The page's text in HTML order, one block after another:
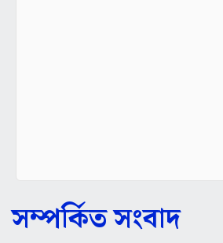
সম্পর্কিত সংবাদ